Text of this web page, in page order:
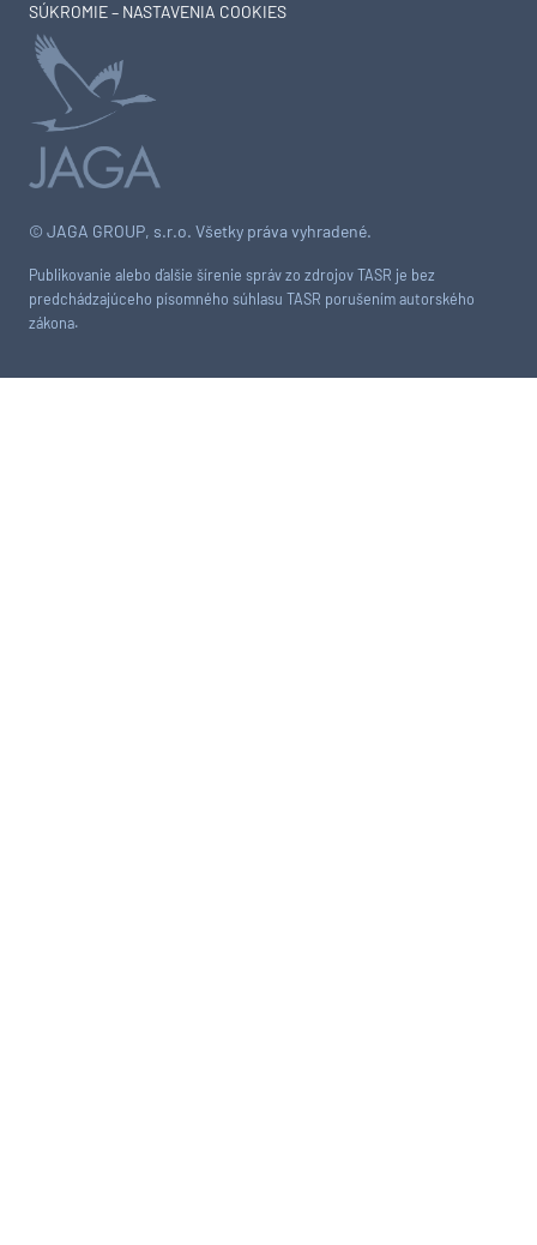
© JAGA GROUP, s.r.o. Všetky práva vyhradené.
Publikovanie alebo ďalšie šírenie správ zo zdrojov TASR je bez
predchádzajúceho písomného súhlasu TASR porušením autorského
zákona.
SÚKROMIE – NASTAVENIA COOKIES